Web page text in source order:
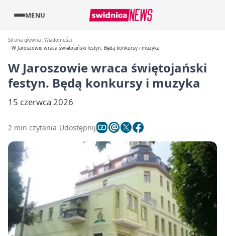
MENU
Strona główna Wiadomości
W Jaroszowie wraca świętojański festyn. Będą konkursy i muzyka
W Jaroszowie wraca świętojański
festyn. Będą konkursy i muzyka
15 czerwca 2026
2 min czytania Udostępnij